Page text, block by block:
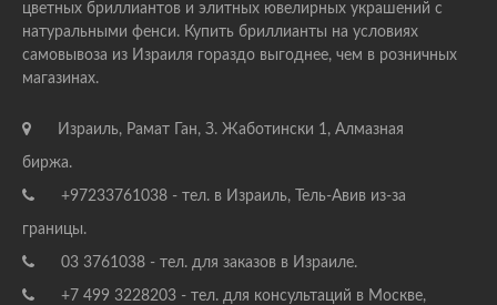
цветных бриллиантов и элитных ювелирных украшений с
натуральными фенси. Купить бриллианты на условиях
самовывоза из Израиля гораздо выгоднее, чем в розничных
магазинах.
Израиль, Рамат Ган, З. Жаботински 1, Алмазная
биржа.
+97233761038 - тел. в Израиль, Тель-Авив из-за
границы.
03 3761038 - тел. для заказов в Израиле.
+7 499 3228203 - тел. для консультаций в Москве,